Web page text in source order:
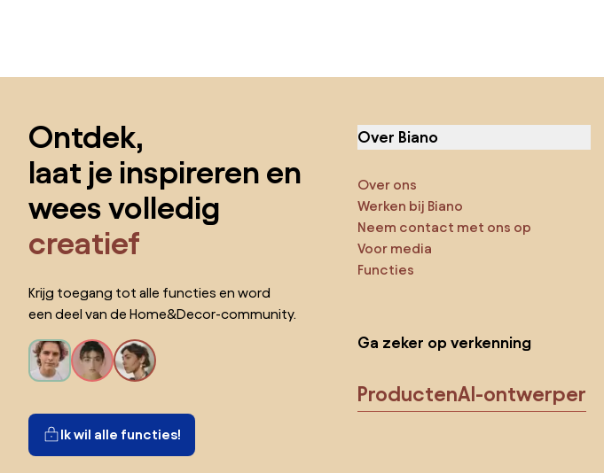
Ontdek,
laat je inspireren en
wees volledig
creatief
Krijg toegang tot alle functies en word
een deel van de Home&Decor-community.
Ik wil alle functies!
Over Biano
Over ons
Werken bij Biano
Neem contact met ons op
Voor media
Functies
Ga zeker op verkenning
ProductenAI-ontwerper